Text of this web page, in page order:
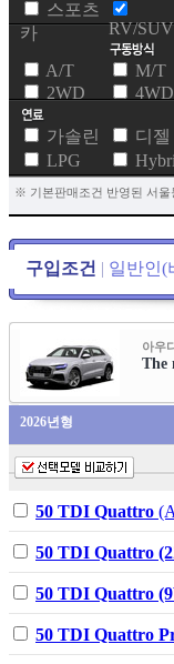
스포츠
카
RV/SUV
A/T
M/T
2WD
4WD
가솔린
디젤
LPG
※ 기본판매조건 반영된 서울
구입조건 | 일반인(
아우
The
2026년형
50 TDI Quattro
50 TDI Quattro
50 TDI Quattro
50 TDI Quattro